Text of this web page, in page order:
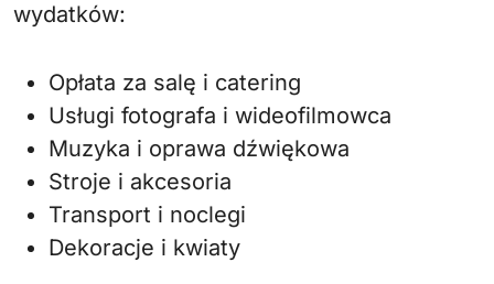
wydatków:
Opłata za salę i catering
Usługi fotografa i wideofilmowca
Muzyka i oprawa dźwiękowa
Stroje i akcesoria
Transport i noclegi
Dekoracje i kwiaty